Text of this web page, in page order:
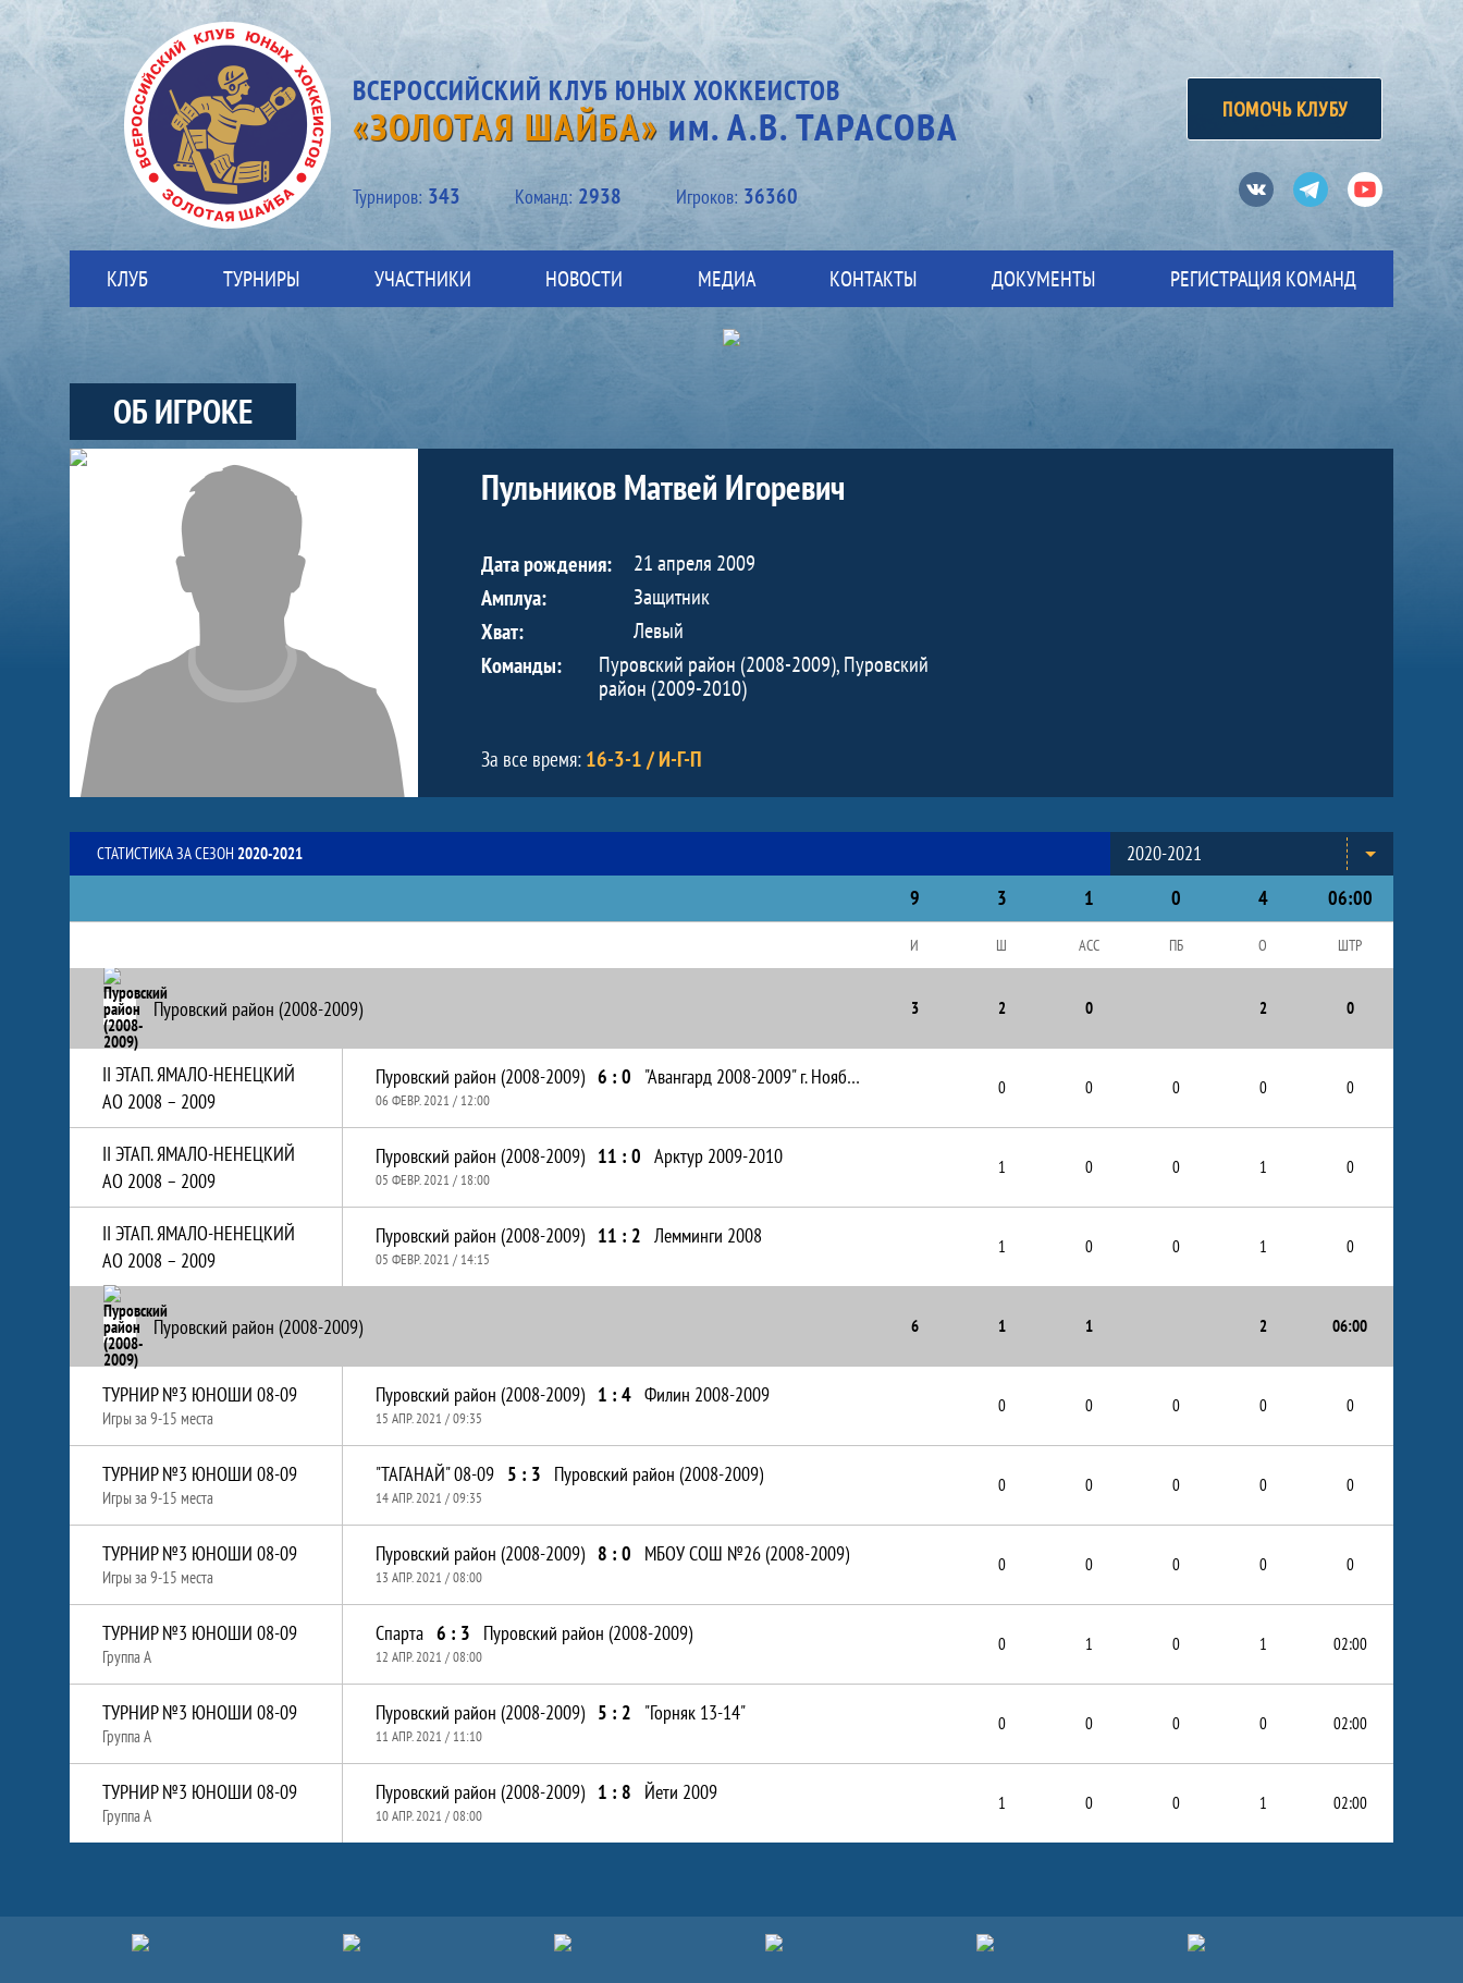
ВСЕРОССИЙСКИЙ КЛУБ ЮНЫХ ХОККЕИСТОВ
«ЗОЛОТАЯ ШАЙБА»им. А.В. ТАРАСОВА
Турниров: 343 Kоманд: 2938 Игроков: 36360
ПОМОЧЬ КЛУБУ
ВконтактеТелеграмЮтуб
КЛУБ ТУРНИРЫ УЧАСТНИКИ НОВОСТИ МЕДИА КОНТАКТЫ ДОКУМЕНТЫ РЕГИСТРАЦИЯ КОМАНД
ОБ ИГРОКЕ
Участники-игрок
Пульников Матвей Игоревич
Дата рождения:
21 апреля 2009
Амплуа:
Защитник
Хват:
Левый
Команды:
Пуровский район (2008-2009), Пуровский
район (2009-2010)
За все время: 16-3-1 / И-Г-П
СТАТИСТИКА ЗА СЕЗОН 2020-2021
2020-2021
9
3 1 0 4 06:00
И Ш АСС ПБ О ШТР
Пуровский район (2008-2009) 3 2 0 2 0
II ЭТАП. ЯМАЛО-НЕНЕЦКИЙ
АО 2008 – 2009
Пуровский район (2008-2009) 6 : 0 "Авангард 2008-2009" г. Ноябрьск
06 ФЕВР. 2021 / 12:00
0 0 0 0 0
II ЭТАП. ЯМАЛО-НЕНЕЦКИЙ
АО 2008 – 2009
Пуровский район (2008-2009) 11 : 0 Арктур 2009-2010
05 ФЕВР. 2021 / 18:00
1 0 0 1 0
II ЭТАП. ЯМАЛО-НЕНЕЦКИЙ
АО 2008 – 2009
Пуровский район (2008-2009) 11 : 2 Лемминги 2008
05 ФЕВР. 2021 / 14:15
1 0 0 1 0
Пуровский район (2008-2009) 6 1 1 2 06:00
ТУРНИР №3 ЮНОШИ 08-09
Игры за 9-15 места
Пуровский район (2008-2009) 1 : 4 Филин 2008-2009
15 АПР. 2021 / 09:35
0 0 0 0 0
ТУРНИР №3 ЮНОШИ 08-09
Игры за 9-15 места
"ТАГАНАЙ" 08-09 5 : 3 Пуровский район (2008-2009)
14 АПР. 2021 / 09:35
0 0 0 0 0
ТУРНИР №3 ЮНОШИ 08-09
Игры за 9-15 места
Пуровский район (2008-2009) 8 : 0 МБОУ СОШ №26 (2008-2009)
13 АПР. 2021 / 08:00
0 0 0 0 0
ТУРНИР №3 ЮНОШИ 08-09
Группа А
Спарта 6 : 3 Пуровский район (2008-2009)
12 АПР. 2021 / 08:00
0 1 0 1 02:00
ТУРНИР №3 ЮНОШИ 08-09
Группа А
Пуровский район (2008-2009) 5 : 2 "Горняк 13-14"
11 АПР. 2021 / 11:10
0 0 0 0 02:00
ТУРНИР №3 ЮНОШИ 08-09
Группа А
Пуровский район (2008-2009) 1 : 8 Йети 2009
10 АПР. 2021 / 08:00
1 0 0 1 02:00
Партнёры